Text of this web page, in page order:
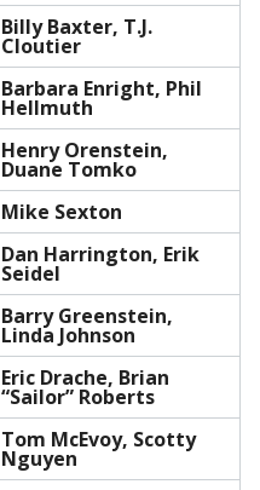
Billy Baxter, T.J.
Cloutier
Barbara Enright, Phil
Hellmuth
Henry Orenstein,
Duane Tomko
Mike Sexton
Dan Harrington, Erik
Seidel
Barry Greenstein,
Linda Johnson
Eric Drache, Brian
“Sailor” Roberts
Tom McEvoy, Scotty
Nguyen